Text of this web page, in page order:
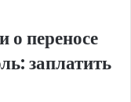
переносе
заплатить